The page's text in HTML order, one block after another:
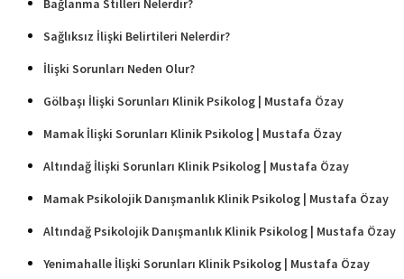
Bağlanma Stilleri Nelerdir?
Sağlıksız İlişki Belirtileri Nelerdir?
İlişki Sorunları Neden Olur?
Gölbaşı İlişki Sorunları Klinik Psikolog | Mustafa Özay
Mamak İlişki Sorunları Klinik Psikolog | Mustafa Özay
Altındağ İlişki Sorunları Klinik Psikolog | Mustafa Özay
Mamak Psikolojik Danışmanlık Klinik Psikolog | Mustafa Özay
Altındağ Psikolojik Danışmanlık Klinik Psikolog | Mustafa Özay
Yenimahalle İlişki Sorunları Klinik Psikolog | Mustafa Özay